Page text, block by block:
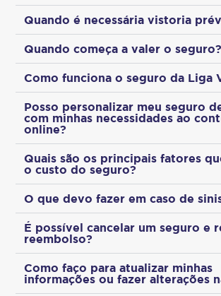
Quando é necessária vistoria
Quando começa a valer o seguro?
Como funciona o seguro da Liga
Posso personalizar meu seguro
com minhas necessidades ao
online?
Quais são os principais fatores
o custo do seguro?
O que devo fazer em caso de
É possível cancelar um seguro e
reembolso?
Como faço para atualizar minhas
informações ou fazer alterações